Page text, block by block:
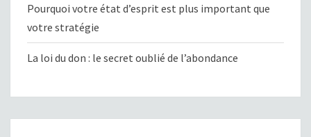
Pourquoi votre état d’esprit est plus important que
votre stratégie
La loi du don : le secret oublié de l’abondance